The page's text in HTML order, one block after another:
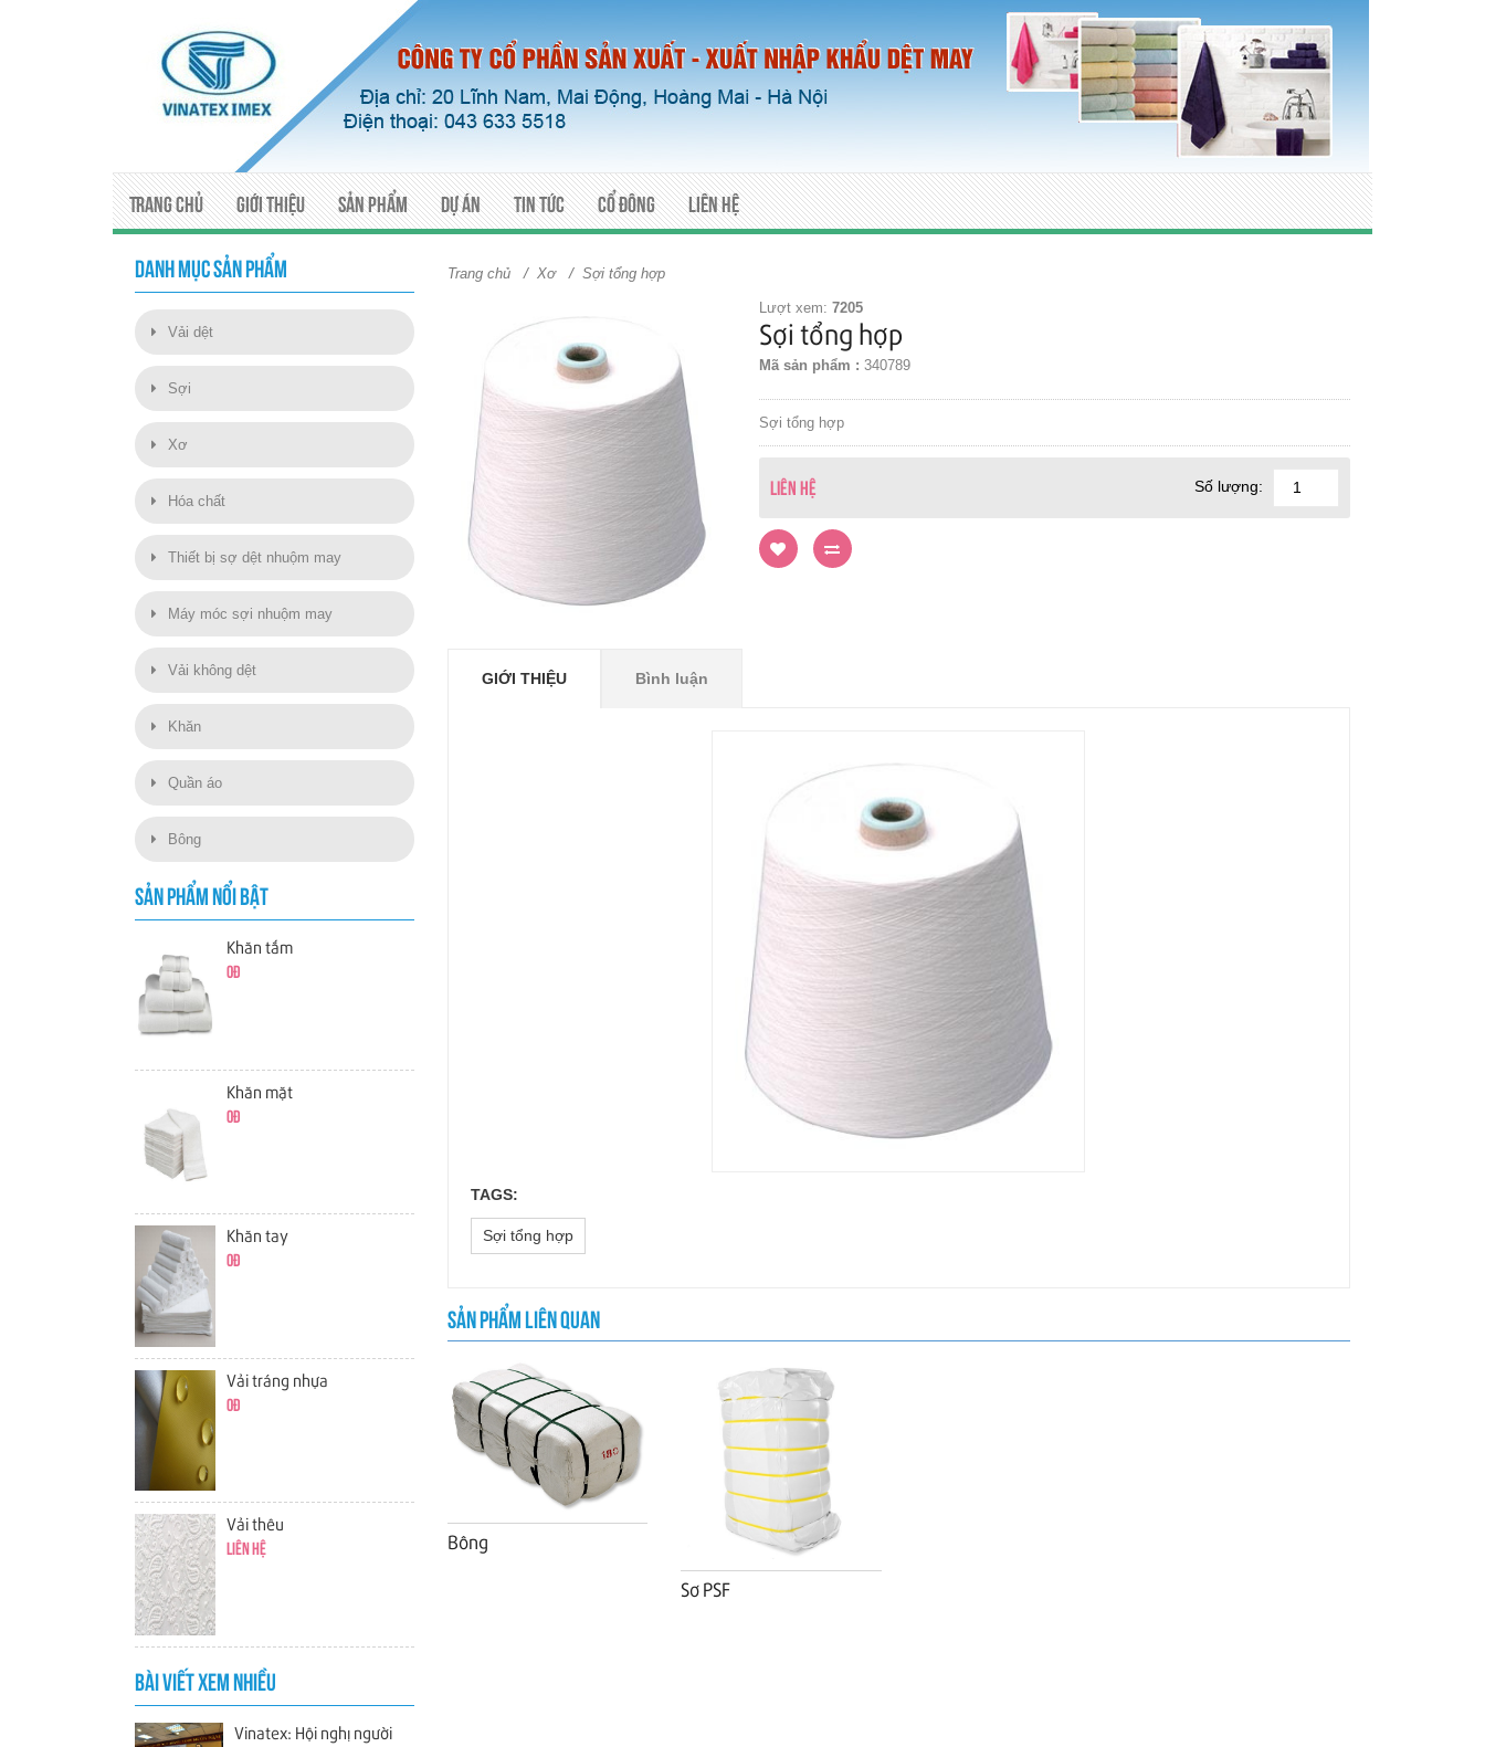
Trang chủ Giới thiệu Sản phẩm Dự án Tin tức Cổ đông Liên hệ
DANH MỤC SẢN PHẨM
Vải dệt
Sợi
Xơ
Hóa chất
Thiết bị sợ dệt nhuộm may
Máy móc sợi nhuộm may
Vải không dệt
Khăn
Quần áo
Bông
SẢN PHẨM NỔI BẬT
Khăn tắm
0đ
Khăn mặt
0đ
Khăn tay
0đ
Vải tráng nhựa
0đ
Vải thêu
Liên hệ
BÀI VIẾT XEM NHIỀU
Vinatex: Hội nghị người
Trang chủ/ Xơ/ Sợi tổng hợp
Lượt xem: 7205
Sợi tổng hợp
Mã sản phẩm : 340789
Sợi tổng hợp
Liên hệ Số lượng:
GIỚI THIỆU Bình luận
TAGS:
Sợi tổng hợp
SẢN PHẨM LIÊN QUAN
Bông
Sơ PSF